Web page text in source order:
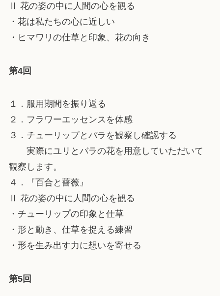
Ⅱ 花の姿の中に人間の心を観る
・花は私たちの心に近しい
・ヒマワリの仕草と印象、花の向き
第4回
１．服用期間を振り返る
２．フラワーエッセンスを体感
３．チューリップとバラを観察し確認する
実際にユリとバラの花を用意していただいて
観察します。
４．『百合と薔薇』
Ⅱ 花の姿の中に人間の心を観る
・チューリップの印象と仕草
・形と動き、仕草を捉える練習
・形を生み出す力に想いを寄せる
第5回